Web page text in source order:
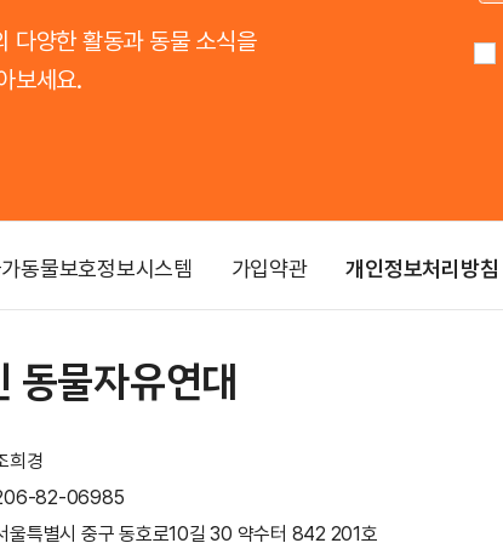
다양한 활동과 동물 소식을
보세요.
동물보호정보시스템 가입약관 개인정보처리방침
동물자유연대
희경
82-06985
울특별시 중구 동호로10길 30 약수터 842 201호